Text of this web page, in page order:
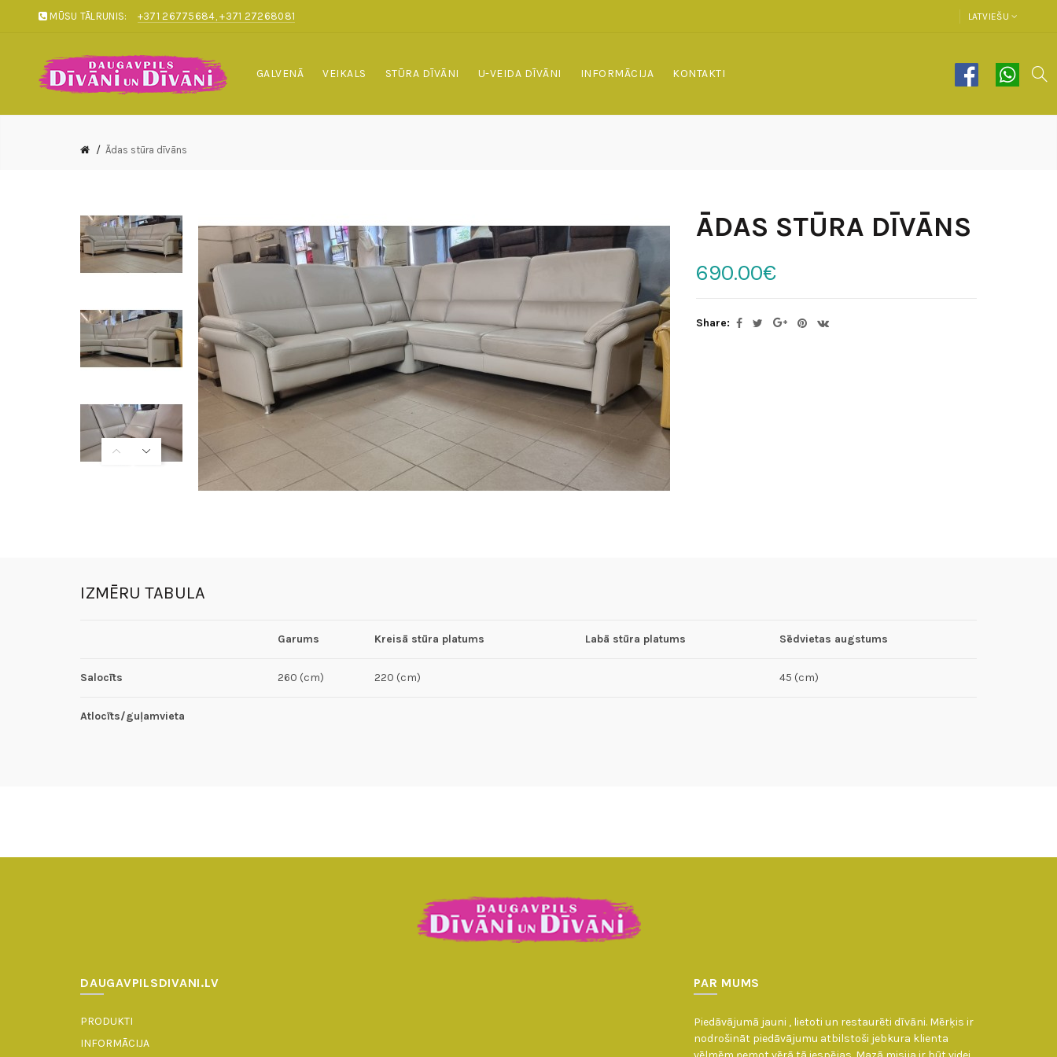
MŪSU TĀLRUNIS: +371 26775684, +371 27268081 LATVIEŠU
GALVENĀ VEIKALS STŪRA DĪVĀNI U-VEIDA DĪVĀNI INFORMĀCIJA KONTAKTI
Ādas stūra dīvāns
ĀDAS STŪRA DĪVĀNS
690.00€
Share:
IZMĒRU TABULA
Garums Kreisā stūra platums Labā stūra platums Sēdvietas augstums
Salocīts 260 (cm) 220 (cm) 45 (cm)
Atlocīts/guļamvieta
DAUGAVPILSDIVANI.LV
PRODUKTI
INFORMĀCIJA
PAR MUMS
Piedāvājumā jauni , lietoti un restaurēti dīvāni. Mērķis ir
nodrošināt piedāvājumu atbilstoši jebkura klienta